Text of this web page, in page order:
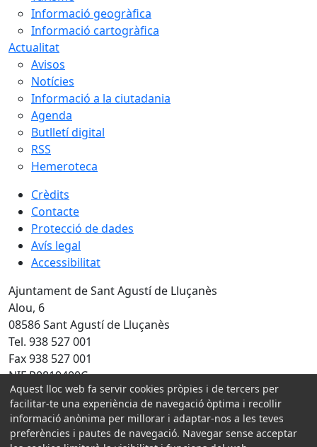
Informació geogràfica
Informació cartogràfica
Actualitat
Avisos
Notícies
Informació a la ciutadania
Agenda
Butlletí digital
RSS
Hemeroteca
Crèdits
Contacte
Protecció de dades
Avís legal
Accessibilitat
Ajuntament de Sant Agustí de Lluçanès
Alou, 6
08586 Sant Agustí de Lluçanès
Tel. 938 527 001
Fax 938 527 001
NIF P0819400C
Amb la col·laboració de:
Aquest lloc web fa servir cookies pròpies i de tercers per
facilitar-te una experiència de navegació òptima i recollir
informació anònima per millorar i adaptar-nos a les teves
preferències i pautes de navegació. Navegar sense acceptar